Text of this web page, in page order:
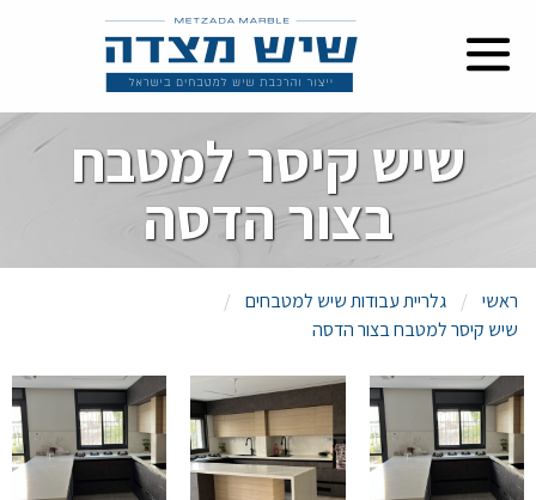
שיש קיסר למטבח
בצור הדסה
ראשי
גלריית עבודות שיש למטבחים
שיש קיסר למטבח בצור הדסה